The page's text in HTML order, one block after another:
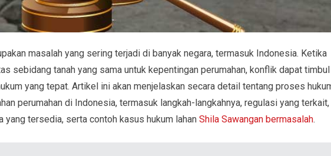
masalah yang sering terjadi di banyak negara, termasuk Indonesia. Ketika
sebidang tanah yang sama untuk kepentingan perumahan, konflik dapat timbul
yang tepat. Artikel ini akan menjelaskan secara detail tentang proses
perumahan di Indonesia, termasuk langkah-langkahnya, regulasi yang terkait,
tersedia, serta contoh kasus hukum lahan Shila Sawangan bermasalah.